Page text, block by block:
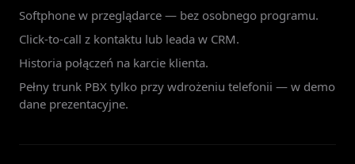
Softphone w przeglądarce — bez osobnego programu.
Click-to-call z kontaktu lub leada w CRM.
Historia połączeń na karcie klienta.
Pełny trunk PBX tylko przy wdrożeniu telefonii — w demo
dane prezentacyjne.